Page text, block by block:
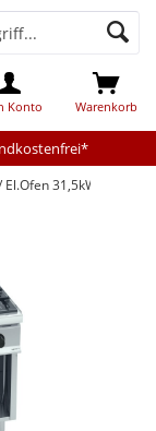
Warenkorb
Konto
31,5kW mit